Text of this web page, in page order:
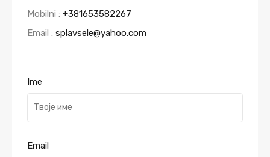
Mobilni : +381653582267
Email : splavsele@yahoo.com
Ime
Email